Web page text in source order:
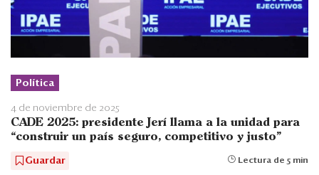
Política
4 de noviembre de 2025
CADE 2025: presidente Jerí llama a la unidad para
“construir un país seguro, competitivo y justo”
Guardar Lectura de 5 min